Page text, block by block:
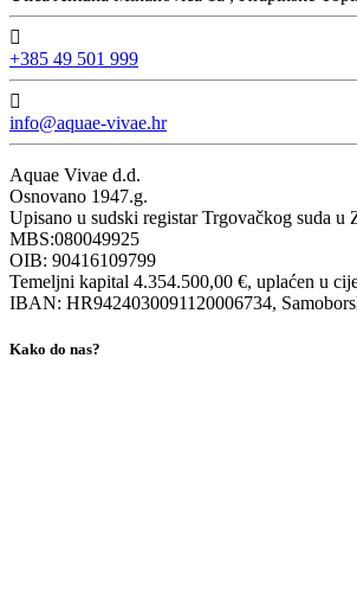
+385 49 501 999
info@aquae-vivae.hr
Aquae Vivae d.d.
Osnovano 1947.g.
Upisano u sudski registar Trgovačkog suda u
MBS:080049925
OIB: 90416109799
Temeljni kapital 4.354.500,00 €, uplaćen u
IBAN: HR9424030091120006734,
Kako do nas?